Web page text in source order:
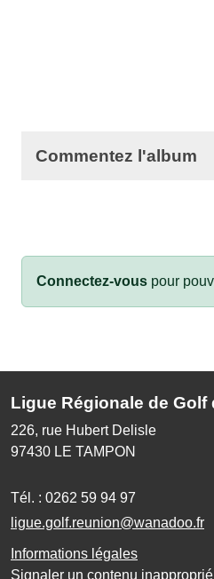
Commentez l'album
Connectez-vous pour
Ligue Régionale de Golf
226, rue Hubert Delisle
97430 LE TAMPON
Tél. : 0262 59 94 97
ligue.golf.reunion@wanadoo.fr
Informations légales
Signaler un contenu inapproprié